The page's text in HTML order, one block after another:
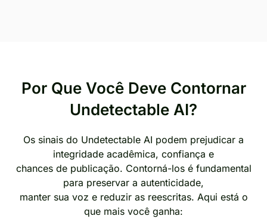
Por Que Você Deve Contornar
Undetectable AI?
Os sinais do Undetectable AI podem prejudicar a
integridade acadêmica, confiança e
chances de publicação. Contorná-los é fundamental
para preservar a autenticidade,
manter sua voz e reduzir as reescritas. Aqui está o
que mais você ganha: